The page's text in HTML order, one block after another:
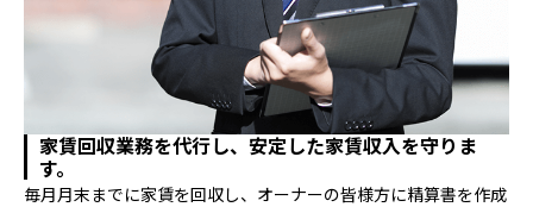
家賃回収業務を代行し、安定した家賃収入を守りま
す。
毎月月末までに家賃を回収し、オーナーの皆様方に精算書を作成